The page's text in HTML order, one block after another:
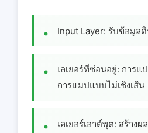
Input Layer: รับข้อมูล
เลเยอร์ที่ซ่อนอยู่: การ
การแมปแบบไม่เชิงเส้น
เลเยอร์เอาต์พุต: สร้าง